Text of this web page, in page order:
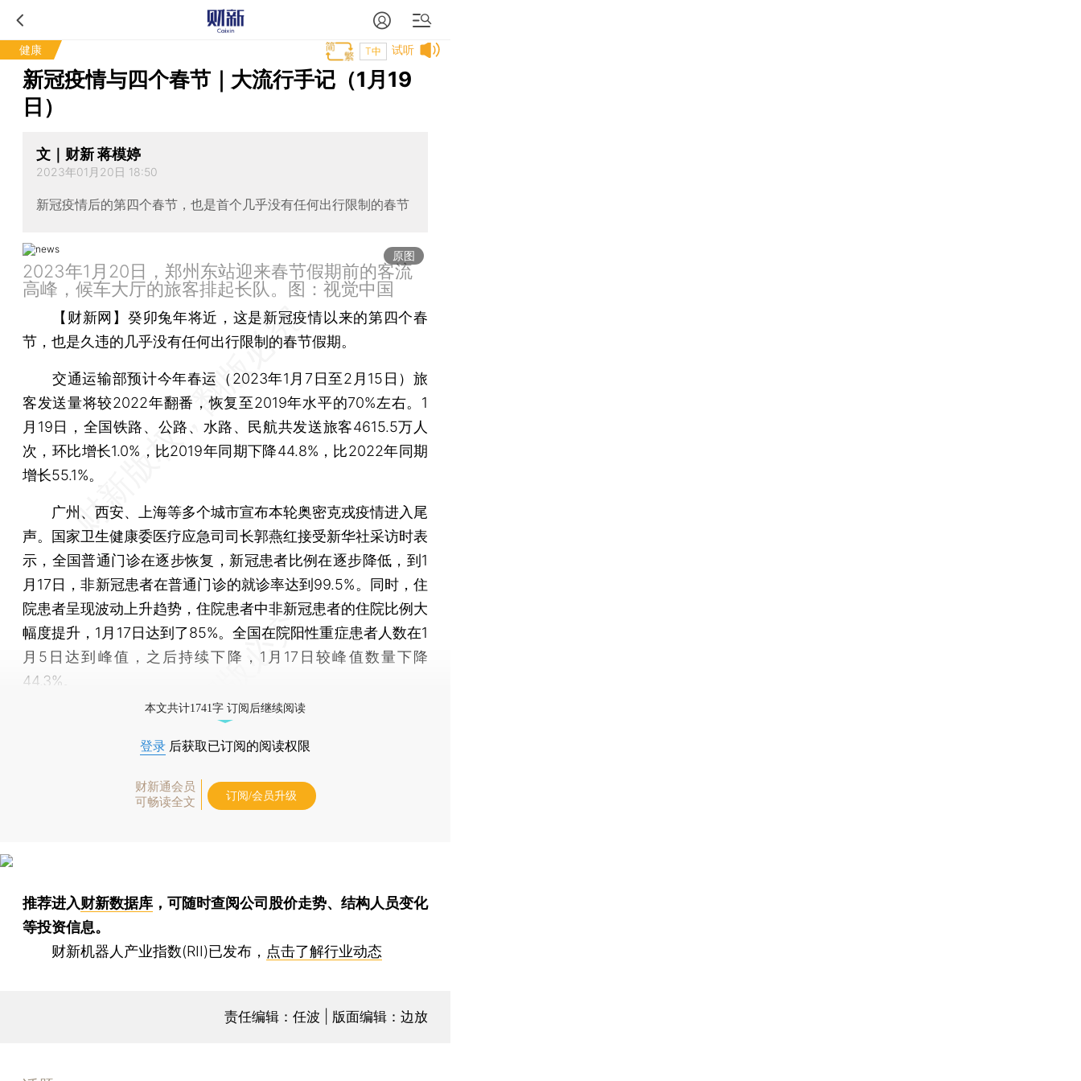
健康 试听
T中
新冠疫情与四个春节｜大流行手记（1月19
日）
文｜财新 蒋模婷
2023年01月20日 18:50
新冠疫情后的第四个春节，也是首个几乎没有任何出行限制的春节
原图
2023年1月20日，郑州东站迎来春节假期前的客流
高峰，候车大厅的旅客排起长队。图：视觉中国
【财新网】 癸卯兔年将近，这是新冠疫情以来的第四个春
节，也是久违的几乎没有任何出行限制的春节假期。
交通运输部预计今年春运（2023年1月7日至2月15日）旅
客发送量将较2022年翻番，恢复至2019年水平的70%左右。1
月19日，全国铁路、公路、水路、民航共发送旅客4615.5万人
次，环比增长1.0%，比2019年同期下降44.8%，比2022年同期
增长55.1%。
广州、西安、上海等多个城市宣布本轮奥密克戎疫情进入尾
声。国家卫生健康委医疗应急司司长郭燕红接受新华社采访时表
示，全国普通门诊在逐步恢复，新冠患者比例在逐步降低，到1
月17日，非新冠患者在普通门诊的就诊率达到99.5%。同时，住
院患者呈现波动上升趋势，住院患者中非新冠患者的住院比例大
幅度提升，1月17日达到了85%。全国在院阳性重症患者人数在1
月5日达到峰值，之后持续下降，1月17日较峰值数量下降
44.3%。
本文共计1741字 订阅后继续阅读
登录 后获取已订阅的阅读权限
财新通会员
可畅读全文
订阅/会员升级
推荐进入财新数据库 ，可随时查阅公司股价走势、结构人员变化
等投资信息。
财新机器人产业指数(RII)已发布， 点击了解行业动态
责任编辑：任波 | 版面编辑：边放